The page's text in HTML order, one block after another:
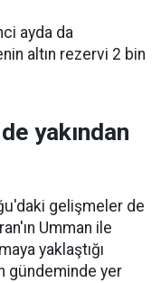
ayda da
altın rezervi 2 bin
yakından
gelişmeler de
Umman ile
yaklaştığı
gündeminde yer